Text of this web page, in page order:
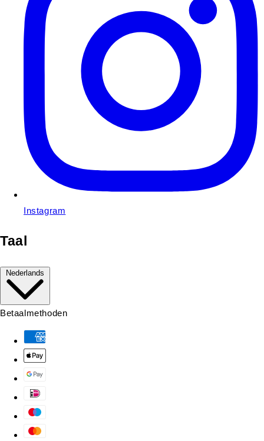
Instagram
Taal
Nederlands
Betaalmethoden